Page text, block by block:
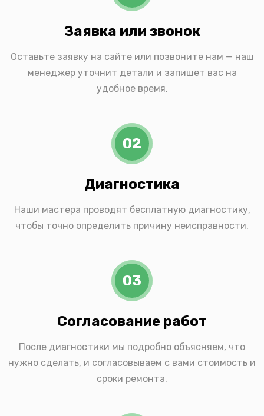
Заявка или звонок
Оставьте заявку на сайте или позвоните нам — наш
менеджер уточнит детали и запишет вас на
удобное время.
02
Диагностика
Наши мастера проводят бесплатную диагностику,
чтобы точно определить причину неисправности.
03
Согласование работ
После диагностики мы подробно объясняем, что
нужно сделать, и согласовываем с вами стоимость и
сроки ремонта.